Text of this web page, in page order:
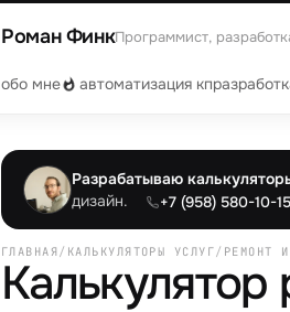
Роман ФинкПрограммист,
обо мне автоматизация кп
Разрабатываю
дизайн.
+7 (958) 580-10-15
ГЛАВНАЯ/ КАЛЬКУЛЯТОРЫ УСЛУГ/ РЕМОНТ